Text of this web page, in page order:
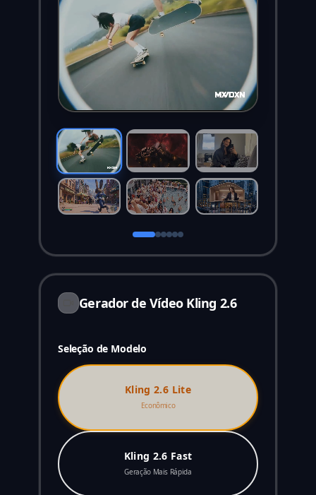
Gerador de Vídeo Kling 2.6
Seleção de Modelo
Kling 2.6 Lite
Econômico
Kling 2.6 Fast
Geração Mais Rápida